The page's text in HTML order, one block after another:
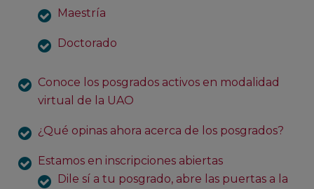
Maestría
Doctorado
Conoce los posgrados activos en modalidad
virtual de la UAO
¿Qué opinas ahora acerca de los posgrados?
Estamos en inscripciones abiertas
Dile sí a tu posgrado, abre las puertas a la